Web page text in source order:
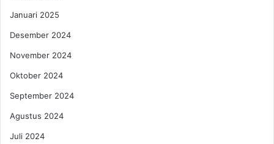
i
y
n
Januari 2025
Desember 2024
November 2024
Oktober 2024
September 2024
Agustus 2024
Juli 2024